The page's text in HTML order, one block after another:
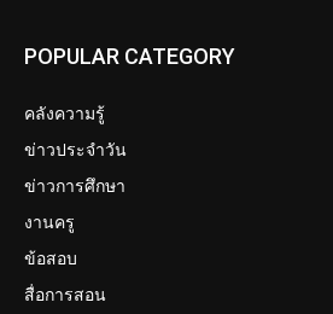
POPULAR CATEGORY
คลังความรู้
ข่าวประจำวัน
ข่าวการศึกษา
งานครู
ข้อสอบ
สื่อการสอน